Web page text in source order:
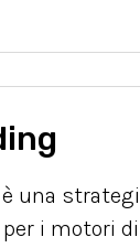
una
i motori